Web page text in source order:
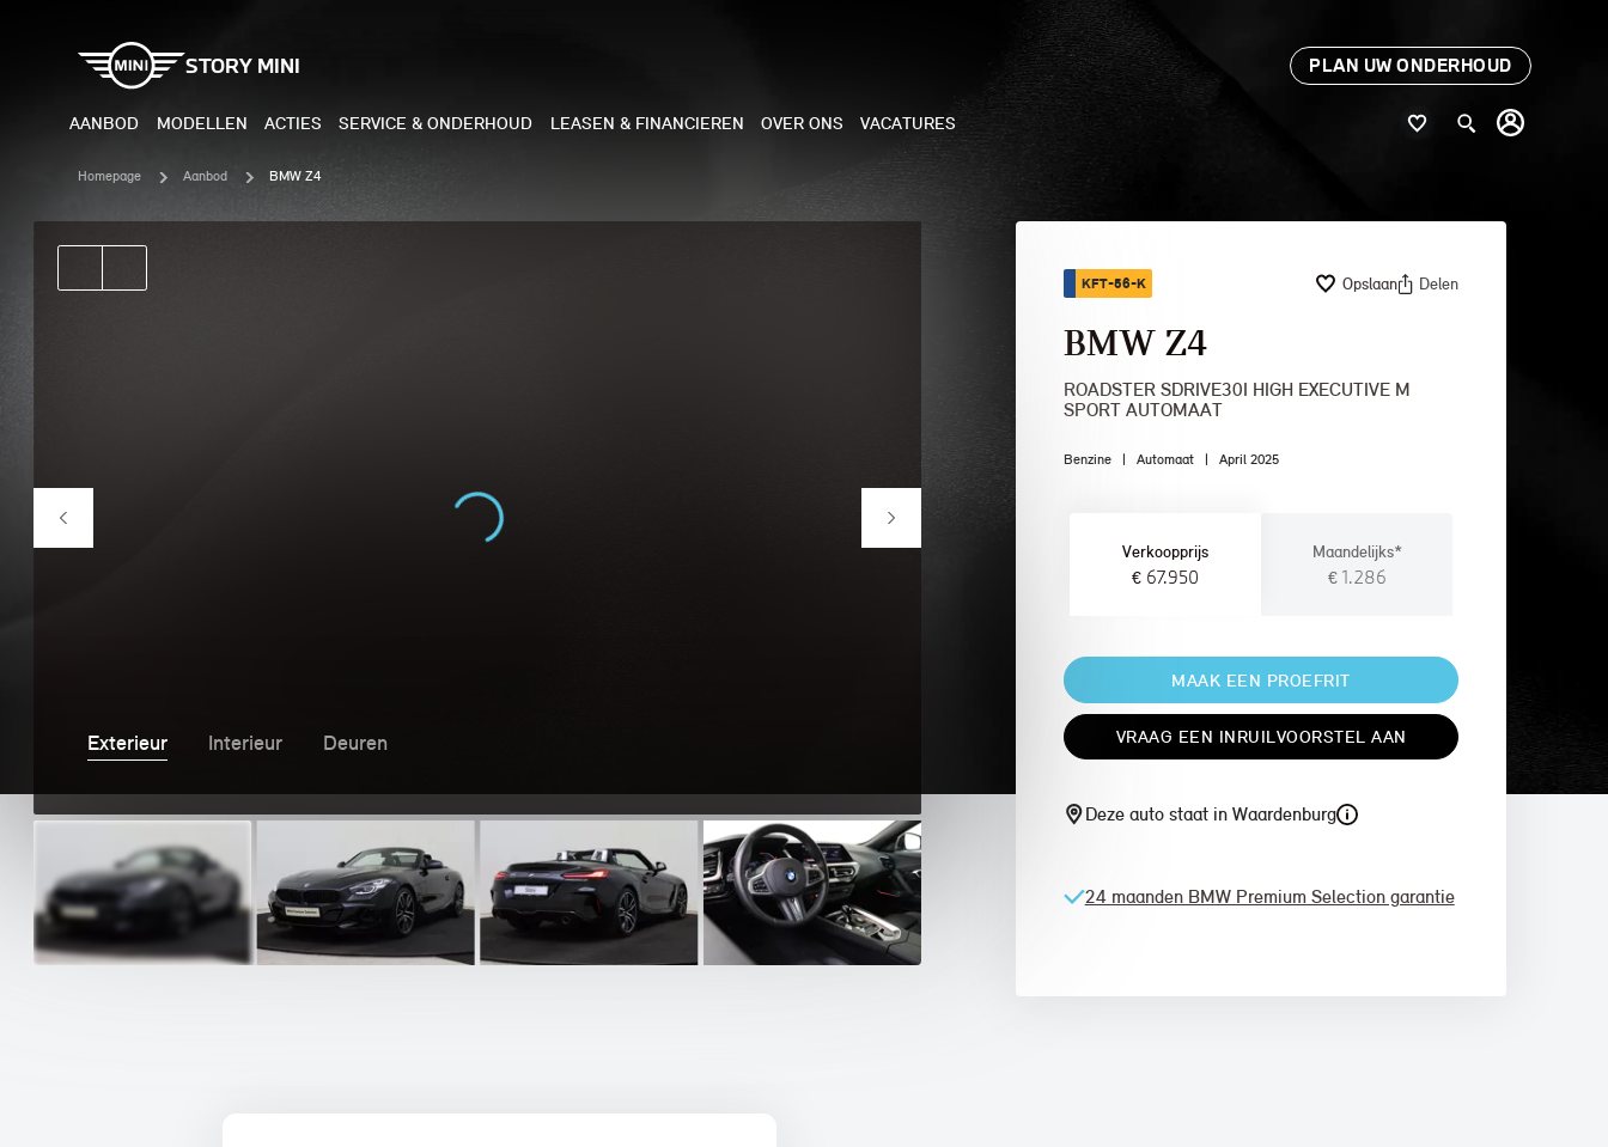
STORY MINI PLAN UW ONDERHOUD
AANBOD MODELLEN
ELEKTRISCH
JOHN COOPER WORKS
ACTIES SERVICE & ONDERHOUD LEASEN & FINANCIEREN OVER ONS VACATURES
Homepage Aanbod BMW Z4
Exterieur Interieur Deuren
KFT-56-K Opslaan Delen
BMW Z4
ROADSTER SDRIVE30I HIGH EXECUTIVE M
SPORT AUTOMAAT
Benzine | Automaat | April 2025
Verkoopprijs
€ 67.950
Maandelijks*
€ 1.286
MAAK EEN PROEFRIT
VRAAG EEN INRUILVOORSTEL AAN
Deze auto staat in Waardenburg
24 maanden BMW Premium Selection garantie